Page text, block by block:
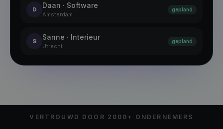
D Daan · Software
Amsterdam
gepland
S Sanne · Interieur
Utrecht
gepland
VERTROUWD DOOR 2000+ ONDERNEMERS